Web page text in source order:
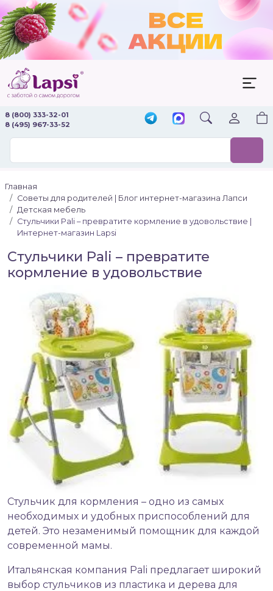
8 (800) 333-32-01
8 (495) 967-33-52
Главная
Советы для родителей | Блог интернет-магазина Лапси
Детская мебель
Стульчики Pali – превратите кормление в удовольствие |
Интернет-магазин Lapsi
Стульчики Pali – превратите
кормление в удовольствие
Стульчик для кормления – одно из самых
необходимых и удобных приспособлений для
детей. Это незаменимый помощник для каждой
современной мамы.
Итальянская компания Pali предлагает широкий
выбор стульчиков из пластика и дерева для